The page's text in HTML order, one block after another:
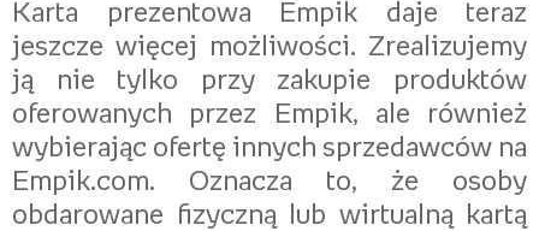
Karta prezentowa Empik daje teraz
jeszcze więcej możliwości. Zrealizujemy
ją nie tylko przy zakupie produktów
oferowanych przez Empik, ale również
wybierając ofertę innych sprzedawców na
Empik.com. Oznacza to, że osoby
obdarowane fizyczną lub wirtualną kartą